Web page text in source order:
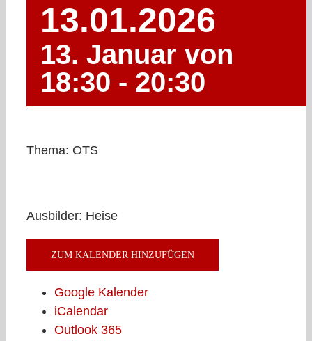
13.01.2026
13. Januar von
18:30 - 20:30
Thema: OTS
Ausbilder: Heise
ZUM KALENDER HINZUFÜGEN
Google Kalender
iCalendar
Outlook 365